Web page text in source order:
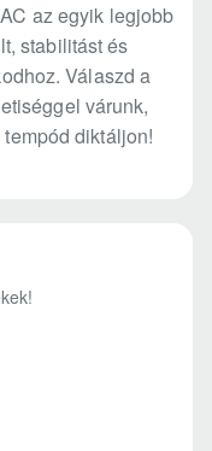
az egyik legjobb
stabilitást és
Válaszd a
várunk,
diktáljon!